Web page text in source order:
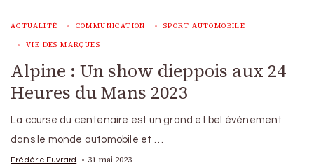
ACTUALITÉ COMMUNICATION SPORT AUTOMOBILE
VIE DES MARQUES
Alpine : Un show dieppois aux 24
Heures du Mans 2023
La course du centenaire est un grand et bel événement
dans le monde automobile et …
Frédéric Euvrard 31 mai 2023